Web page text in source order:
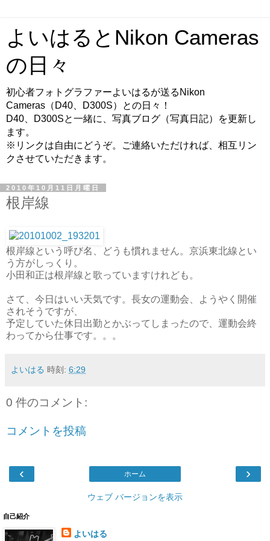
よいはるとNikon Cameras
の日々
初心者フォトグラファーよいはるが送るNikon
Cameras（D40、D300S）との日々！
D40、D300Sと一緒に、写真ブログ（写真日記）を更新し
ます。
※リンクは自由にどうぞ。ご連絡いただければ、相互リン
クさせていただきます。
2010年10月11日月曜日
根岸線
根岸線という呼び名、どうも慣れません。京浜東北線とい
う方がしっくり。
小田和正は根岸線と歌っていますけれども。
さて、今日はいい天気です。長女の運動会、ようやく開催
されそうですが、
予定していた休日出勤とかぶってしまったので、運動会終
わってから仕事です。。。
よいはる 時刻: 6:29
0 件のコメント:
コメントを投稿
‹ ›
ホーム
ウェブ バージョンを表示
自己紹介
よいはる